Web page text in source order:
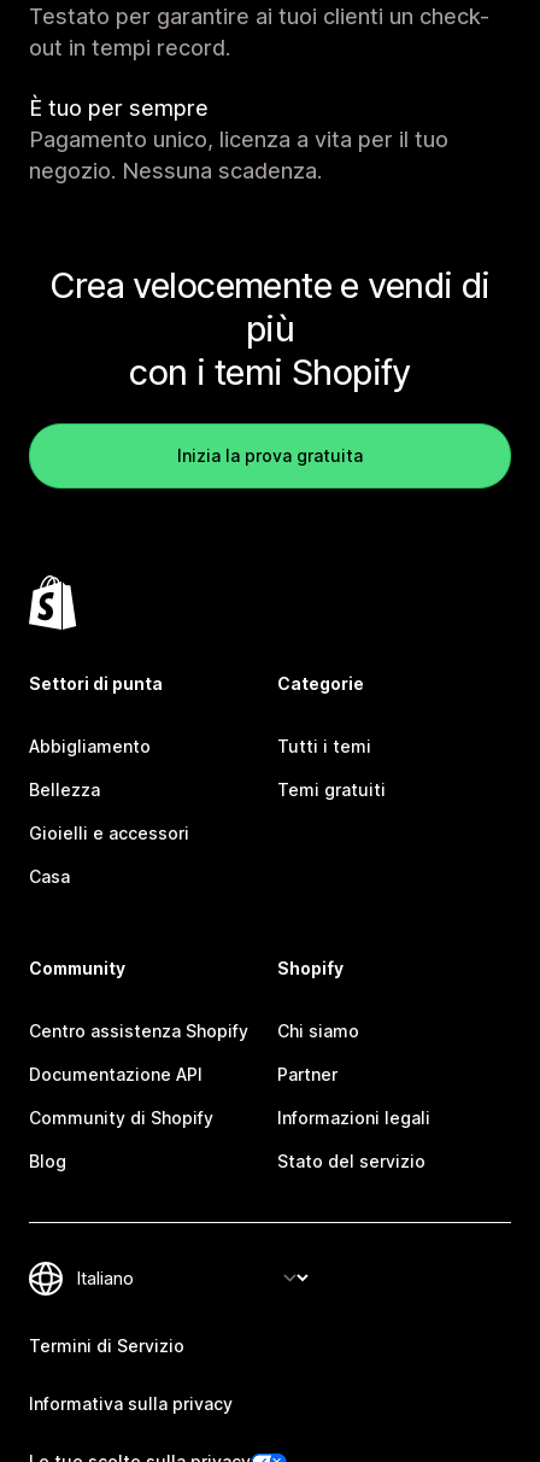
Testato per garantire ai tuoi clienti un check-
out in tempi record.
È tuo per sempre
Pagamento unico, licenza a vita per il tuo
negozio. Nessuna scadenza.
Crea velocemente e vendi di
più
con i temi Shopify
Inizia la prova gratuita
Settori di punta
Abbigliamento
Bellezza
Gioielli e accessori
Casa
Categorie
Tutti i temi
Temi gratuiti
Community
Centro assistenza Shopify
Documentazione API
Community di Shopify
Blog
Shopify
Chi siamo
Partner
Informazioni legali
Stato del servizio
Termini di Servizio
Informativa sulla privacy